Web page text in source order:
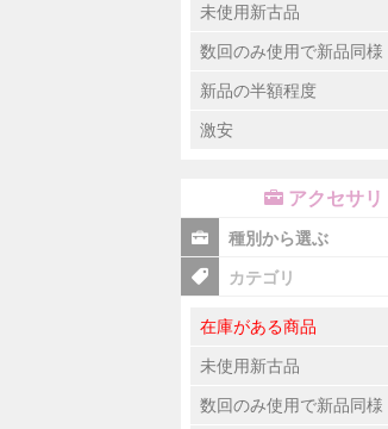
未使用新古品
数回のみ使用で新品同様
新品の半額程度
激安
アクセサリ
種別から選ぶ
カテゴリ
在庫がある商品
未使用新古品
数回のみ使用で新品同様